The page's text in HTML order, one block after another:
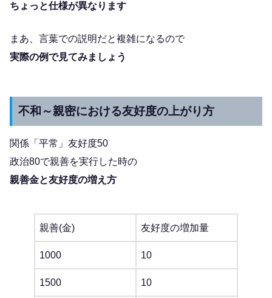
ちょっと仕様が異なります
まあ、言葉での説明だと複雑になるので
実際の例で見てみましょう
不和～親密における友好度の上がり方
関係「平常」友好度50
政治80で親善を実行した時の
親善金と友好度の増え方
親善(金) 友好度の増加量
1000 10
1500 10